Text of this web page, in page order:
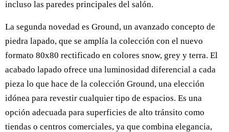
incluso las paredes principales del salón.
La segunda novedad es Ground, un avanzado concepto de
piedra lapado, que se amplía la colección con el nuevo
formato 80x80 rectificado en colores snow, grey y terra. El
acabado lapado ofrece una luminosidad diferencial a cada
pieza lo que hace de la colección Ground, una elección
idónea para revestir cualquier tipo de espacios. Es una
opción adecuada para superficies de alto tránsito como
tiendas o centros comerciales, ya que combina elegancia,